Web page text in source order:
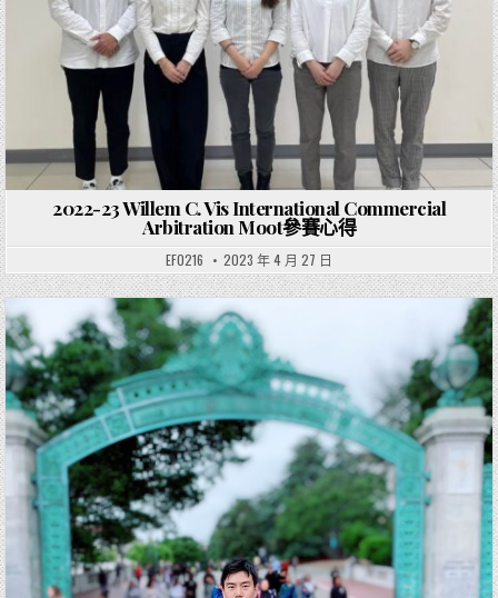
2022-23 Willem C. Vis International Commercial
Arbitration Moot參賽心得
EF0216 2023 年 4 月 27 日
Posted in